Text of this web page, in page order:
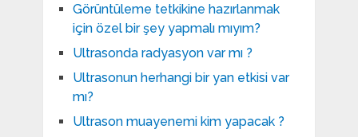
Görüntüleme tetkikine hazırlanmak
için özel bir şey yapmalı mıyım?
Ultrasonda radyasyon var mı ?
Ultrasonun herhangi bir yan etkisi var
mı?
Ultrason muayenemi kim yapacak ?